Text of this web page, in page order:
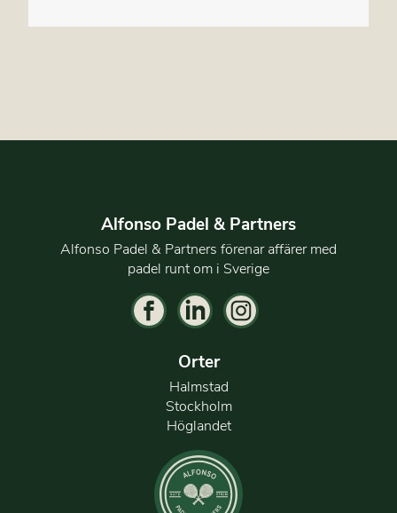
Alfonso Padel & Partners
Alfonso Padel & Partners förenar affärer med
padel runt om i Sverige
Orter
Halmstad
Stockholm
Höglandet